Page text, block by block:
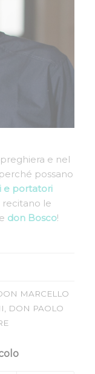
e nel
possano
e portatori
recitano le
don Bosco!
MARCELLO
DON PAOLO